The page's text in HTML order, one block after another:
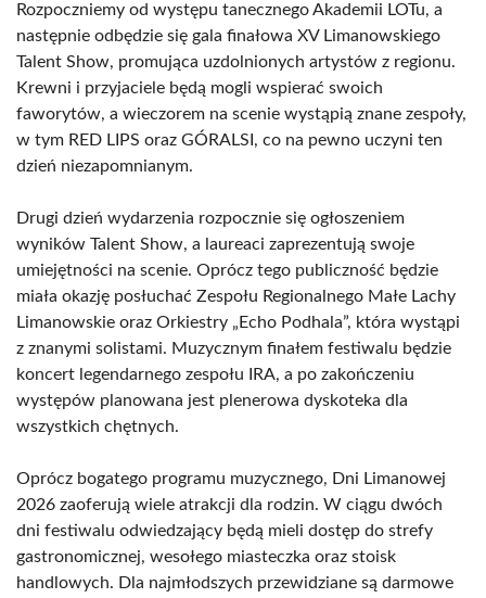
Rozpoczniemy od występu tanecznego Akademii LOTu, a
następnie odbędzie się gala finałowa XV Limanowskiego
Talent Show, promująca uzdolnionych artystów z regionu.
Krewni i przyjaciele będą mogli wspierać swoich
faworytów, a wieczorem na scenie wystąpią znane zespoły,
w tym RED LIPS oraz GÓRALSI, co na pewno uczyni ten
dzień niezapomnianym.
Drugi dzień wydarzenia rozpocznie się ogłoszeniem
wyników Talent Show, a laureaci zaprezentują swoje
umiejętności na scenie. Oprócz tego publiczność będzie
miała okazję posłuchać Zespołu Regionalnego Małe Lachy
Limanowskie oraz Orkiestry „Echo Podhala”, która wystąpi
z znanymi solistami. Muzycznym finałem festiwalu będzie
koncert legendarnego zespołu IRA, a po zakończeniu
występów planowana jest plenerowa dyskoteka dla
wszystkich chętnych.
Oprócz bogatego programu muzycznego, Dni Limanowej
2026 zaoferują wiele atrakcji dla rodzin. W ciągu dwóch
dni festiwalu odwiedzający będą mieli dostęp do strefy
gastronomicznej, wesołego miasteczka oraz stoisk
handlowych. Dla najmłodszych przewidziane są darmowe